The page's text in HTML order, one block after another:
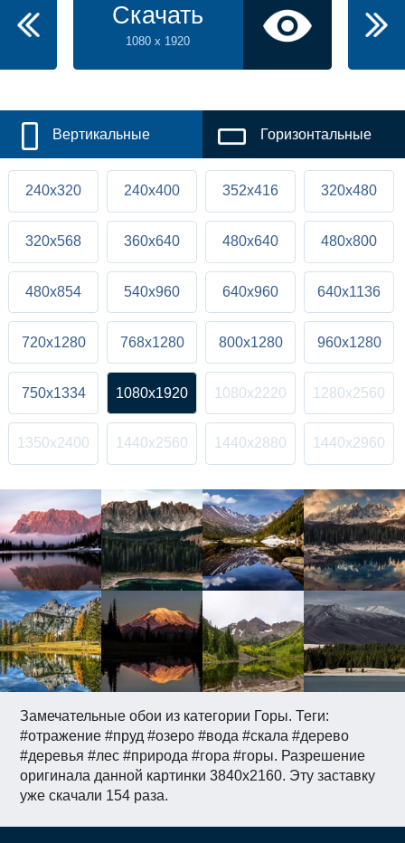
Замечательные обои из категории Горы. Теги:
#отражение #пруд #озеро #вода #скала #дерево
#деревья #лес #природа #гора #горы. Разрешение
оригинала данной картинки 3840x2160. Эту заставку
уже скачали 154 раза.
Скачать
1080 x 1920
Вертикальные Горизонтальные
240x320 240x400 352x416 320x480
320x568 360x640 480x640 480x800
480x854 540x960 640x960 640x1136
720x1280 768x1280 800x1280 960x1280
750x1334 1080x1920 1080x2220 1280x2560
1350x2400 1440x2560 1440x2880 1440x2960